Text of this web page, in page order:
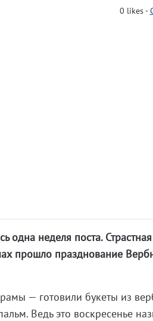
0 likes-
одна неделя поста.
прошло празднование
— готовили букеты из
Ведь это воскресенье